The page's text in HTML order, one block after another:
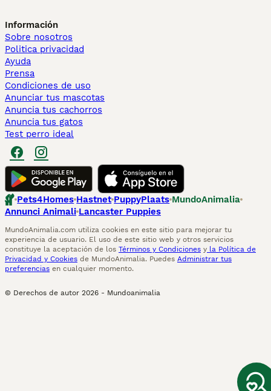
Información
Sobre nosotros
Politica privacidad
Ayuda
Prensa
Condiciones de uso
Anunciar tus mascotas
Anuncia tus cachorros
Anuncia tus gatos
Test perro ideal
Pets4Homes Hastnet PuppyPlaats MundoAnimalia
Annunci Animali Lancaster Puppies
MundoAnimalia.com utiliza cookies en este sitio para mejorar tu
experiencia de usuario. El uso de este sitio web y otros servicios
constituye la aceptación de los Términos y Condiciones y la Política de
Privacidad y Cookies de MundoAnimalia. Puedes Administrar tus
preferencias en cualquier momento.
© Derechos de autor 2026 - Mundoanimalia